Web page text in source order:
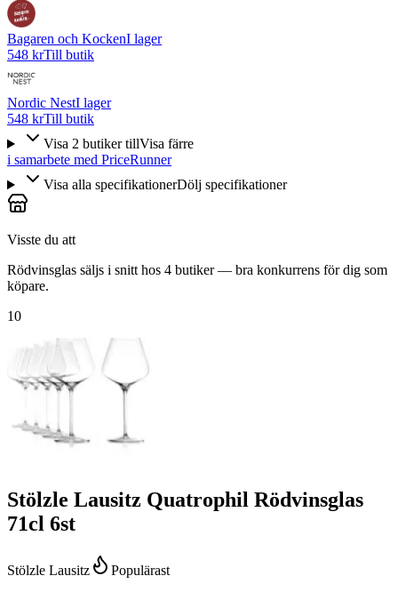
Bagaren och KockenI lager
548 krTill butik
Nordic NestI lager
548 krTill butik
Visa 2 butiker tillVisa färre
i samarbete med PriceRunner
Visa alla specifikationerDölj specifikationer
Visste du att
Rödvinsglas säljs i snitt hos 4 butiker — bra konkurrens för dig som
köpare.
10
Stölzle Lausitz Quatrophil Rödvinsglas
71cl 6st
Stölzle Lausitz
Populärast